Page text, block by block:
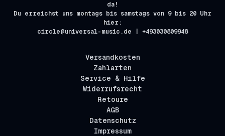
da!
Du erreichst uns montags bis samstags von 9 bis 20 Uhr
hier:
circle@universal-music.de | +493030809948
Versandkosten
Zahlarten
Service & Hilfe
Widerrufsrecht
Retoure
AGB
Datenschutz
Impressum